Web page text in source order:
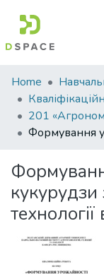
Communities
&
Collections
All of DSpace
Statistics
Home
кукурудзи